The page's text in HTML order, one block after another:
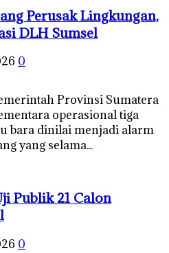
Perusak Lingkungan,
DLH Sumsel
0
Provinsi Sumatera
operasional tiga
bara dinilai menjadi alarm
yang selama...
Publik 21 Calon
0